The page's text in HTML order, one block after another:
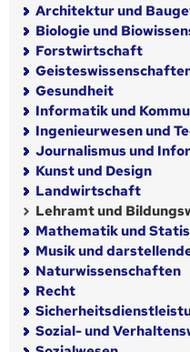
Architektur und
Biologie und
Forstwirtschaft
Gesundheit
Informatik und
Ingenieurwesen und
Journalismus und
Kunst und Design
Landwirtschaft
Lehramt und
Mathematik und
Musik und
Naturwissenschaften
Recht
Sozial- und